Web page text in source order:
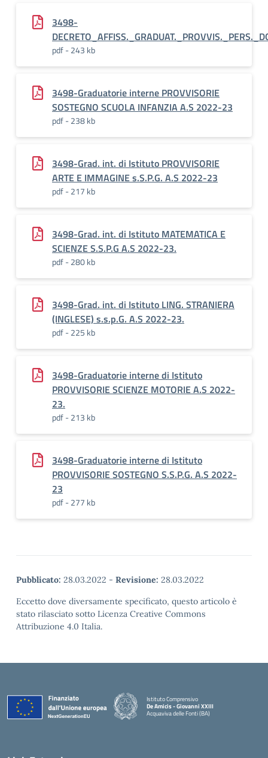
3498-
pdf - 243 kb
3498-Graduatorie interne PROVVISORIE
SOSTEGNO SCUOLA INFANZIA A.S 2022-23
pdf - 238 kb
3498-Grad. int. di Istituto PROVVISORIE
ARTE E IMMAGINE s.S.P.G. A.S 2022-23
pdf - 217 kb
3498-Grad. int. di Istituto MATEMATICA E
SCIENZE S.S.P.G A.S 2022-23.
pdf - 280 kb
3498-Grad. int. di Istituto LING. STRANIERA
(INGLESE) s.s.p.G. A.S 2022-23.
pdf - 225 kb
3498-Graduatorie interne di Istituto
PROVVISORIE SCIENZE MOTORIE A.S 2022-
23.
pdf - 213 kb
3498-Graduatorie interne di Istituto
PROVVISORIE SOSTEGNO S.S.P.G. A.S 2022-
23
pdf - 277 kb
Pubblicato: 28.03.2022 - Revisione: 28.03.2022
Eccetto dove diversamente specificato, questo articolo è
stato rilasciato sotto Licenza Creative Commons
Attribuzione 4.0 Italia.
Istituto Comprensivo
De Amicis - Giovanni XXIII
Acquaviva delle Fonti (BA)
— Visita la pagina iniziale della scuola